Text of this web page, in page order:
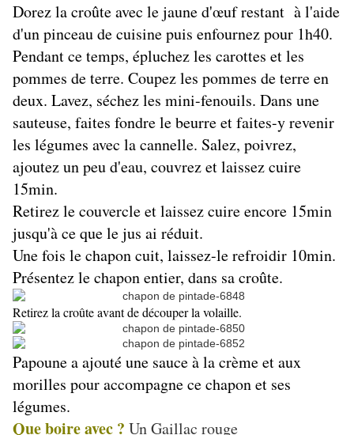
Dorez la croûte avec le jaune d'œuf restant à l'aide
d'un pinceau de cuisine puis enfournez pour 1h40.
Pendant ce temps, épluchez les carottes et les
pommes de terre. Coupez les pommes de terre en
deux. Lavez, séchez les mini-fenouils. Dans une
sauteuse, faites fondre le beurre et faites-y revenir
les légumes avec la cannelle. Salez, poivrez,
ajoutez un peu d'eau, couvrez et laissez cuire
15min.
Retirez le couvercle et laissez cuire encore 15min
jusqu'à ce que le jus ai réduit.
Une fois le chapon cuit, laissez-le refroidir 10min.
Présentez le chapon entier, dans sa croûte.
Retirez la croûte avant de découper la volaille.
Papoune a ajouté une sauce à la crème et aux
morilles pour accompagne ce chapon et ses
légumes.
Que boire avec ? Un Gaillac rouge